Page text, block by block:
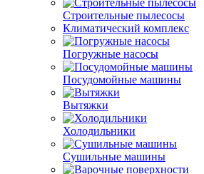
Строительные пылесосы
Климатический комплекс
Погружные насосы
Посудомойные машины
Вытяжки
Холодильники
Сушильные машины